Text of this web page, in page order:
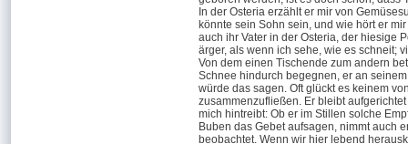
In der Osteria erzählt er mir von
könnte sein Sohn sein, und wie hört er
auch ihr Vater in der Osteria, der hiesige
ärger, als wenn ich sehe, wie es schneit;
Von dem einen Tischende zum andern
Schnee hindurch begegnen, er an
würde das sagen. Oft glückt es keinem
zusammenzufließen. Er bleibt
mich hintreibt: Ob er im Stillen solche
Buben das Gebet aufsagen, nimmt auch
beobachtet. Wenn wir hier lebend